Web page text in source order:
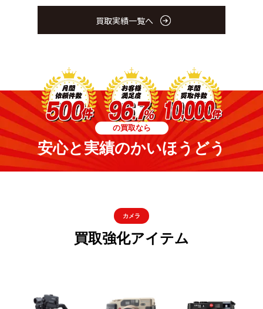
買取実績一覧へ
の買取なら
安心と実績のかいほうどう
カメラ
買取強化アイテム